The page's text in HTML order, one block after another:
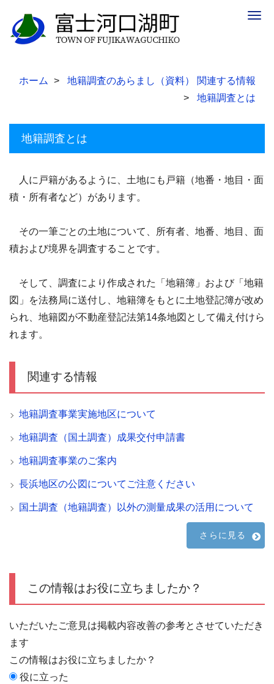
ホーム
地籍調査のあらまし（資料） 関連する情報
地籍調査とは
地籍調査とは
人に戸籍があるように、土地にも戸籍（地番・地目・面
積・所有者など）があります。
その一筆ごとの土地について、所有者、地番、地目、面
積および境界を調査することです。
そして、調査により作成された「地籍簿」および「地籍
図」を法務局に送付し、地籍簿をもとに土地登記簿が改め
られ、地籍図が不動産登記法第14条地図として備え付けら
れます。
関連する情報
地籍調査事業実施地区について
地籍調査（国土調査）成果交付申請書
地籍調査事業のご案内
長浜地区の公図についてご注意ください
国土調査（地籍調査）以外の測量成果の活用について
さらに見る
この情報はお役に立ちましたか？
いただいたご意見は掲載内容改善の参考とさせていただき
ます
この情報はお役に立ちましたか？
役に立った